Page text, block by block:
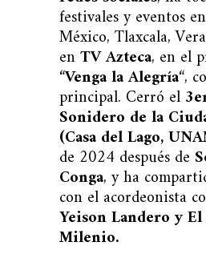
festivales y eventos
México, Tlaxcala,
enTV Azteca, en el
“Venga la Alegría“,
principal. Cerró el
Sonidero de la
(Casa del Lago,
de 2024 después de
Conga, y ha
con el acordeonista
Yeison Landero y
Milenio.